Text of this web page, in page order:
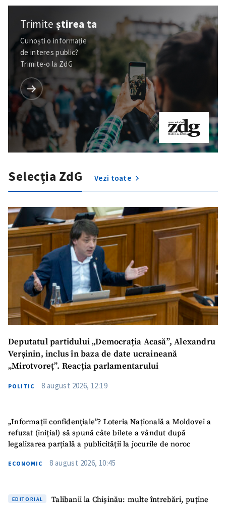
Trimiteștirea ta
Cunoști o informație
de interes public?
Trimite-o la ZdG
Selecția ZdG Vezi toate
Deputatul partidului „Democrația Acasă”, Alexandru
Verșinin, inclus în baza de date ucraineană
„Mirotvoreț”. Reacția parlamentarului
POLITIC 8 august 2026, 12:19
„Informații confidențiale”? Loteria Națională a Moldovei a
refuzat (inițial) să spună câte bilete a vândut după
legalizarea parțială a publicității la jocurile de noroc
ECONOMIC 8 august 2026, 10:45
EDITORIAL
Talibanii la Chișinău: multe întrebări, puține